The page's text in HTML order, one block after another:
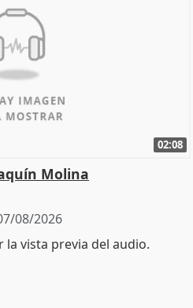
02:08
Molina
08/2026